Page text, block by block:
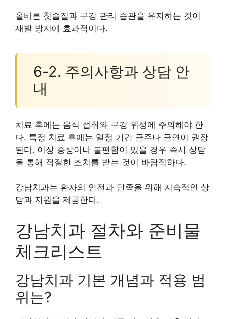
올바른 칫솔질과 구강 관리 습관을 유지하는 것이
재발 방지에 효과적이다.
6-2. 주의사항과 상담 안
내
치료 후에는 음식 섭취와 구강 위생에 주의해야 한
다. 특정 치료 후에는 일정 기간 금주나 금연이 권장
된다. 이상 증상이나 불편함이 있을 경우 즉시 상담
을 통해 적절한 조치를 받는 것이 바람직하다.
강남치과는 환자의 안전과 만족을 위해 지속적인 상
담과 지원을 제공한다.
강남치과 절차와 준비물
체크리스트
강남치과 기본 개념과 적용 범
위는?